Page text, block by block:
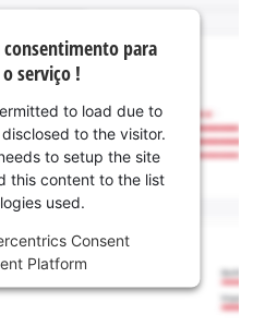
consentimento para
serviço !
to load due to
to the visitor.
to setup the site
this content to the list
used.
Consent
Platform